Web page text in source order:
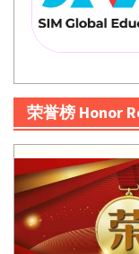
荣誉榜 Honor